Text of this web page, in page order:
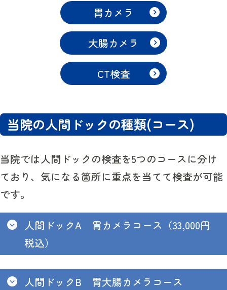
胃カメラ
大腸カメラ
CT検査
当院の人間ドックの種類(コース)
当院では人間ドックの検査を5つのコースに分け
ており、気になる箇所に重点を当てて検査が可能
です。
人間ドックA 胃カメラコース（33,000円
税込）
人間ドックB 胃大腸カメラコース